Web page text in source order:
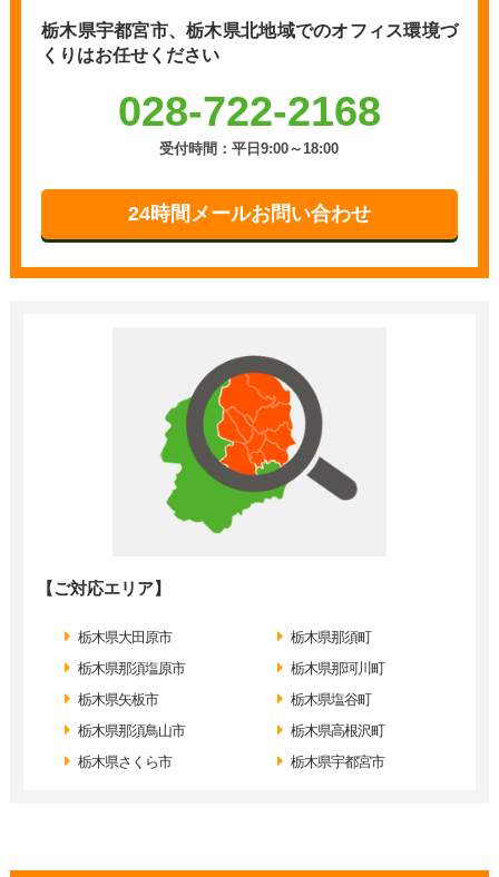
栃木県宇都宮市、栃木県北地域でのオフィス環境づ
くりはお任せください
028-722-2168
受付時間：平日9:00～18:00
24時間メールお問い合わせ
【ご対応エリア】
栃木県大田原市
栃木県那須塩原市
栃木県矢板市
栃木県那須鳥山市
栃木県さくら市
栃木県那須町
栃木県那珂川町
栃木県塩谷町
栃木県高根沢町
栃木県宇都宮市